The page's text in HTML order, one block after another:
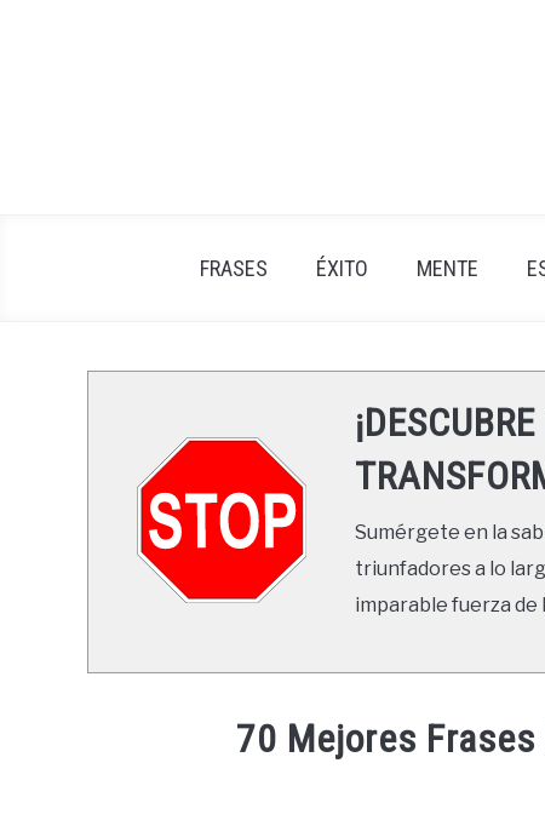
FRASES ÉXITO MENTE
Sumérgete en la
triunfadores a lo
imparable fuerza de
70 Mejores